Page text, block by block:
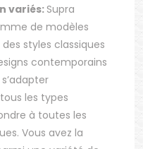
variés: Supra
de modèles
styles classiques
contemporains
les types
à toutes les
Vous avez la